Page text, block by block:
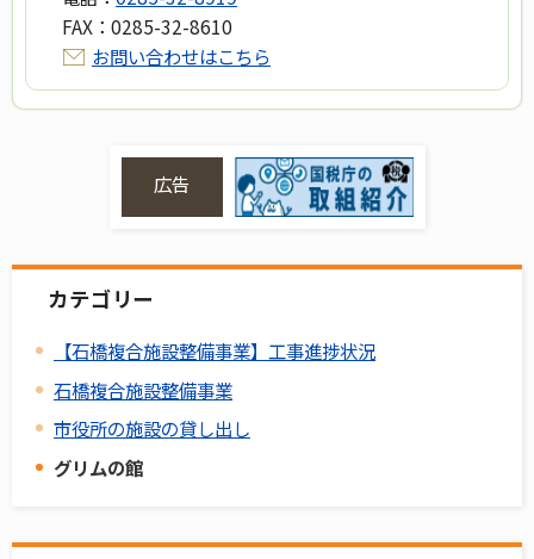
FAX： 0285-32-8610
お問い合わせはこちら
広告
カテゴリー
【石橋複合施設整備事業】工事進捗状況
石橋複合施設整備事業
市役所の施設の貸し出し
グリムの館